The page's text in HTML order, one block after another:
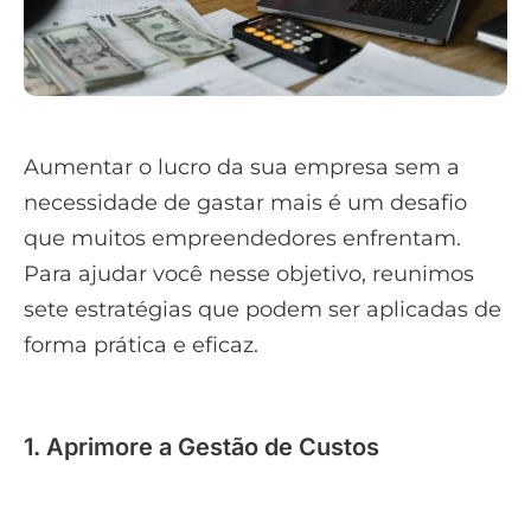
Aumentar o lucro da sua empresa sem a
necessidade de gastar mais é um desafio
que muitos empreendedores enfrentam.
Para ajudar você nesse objetivo, reunimos
sete estratégias que podem ser aplicadas de
forma prática e eficaz.
1. Aprimore a Gestão de Custos